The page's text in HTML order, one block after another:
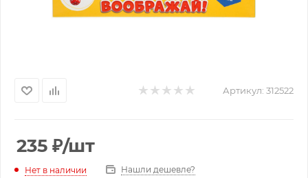
Артикул: 312522
235 ₽/шт
Нет в наличии Нашли дешевле?